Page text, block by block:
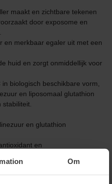
Om
maakt en zichtbare tekenen
door exposome en
en merkbaar egaler uit met een
huid en zorgt onmiddellijk voor
biologisch beschikbare vorm,
en liposomaal glutathion
en glutathion
en
verlies van stevigheid en